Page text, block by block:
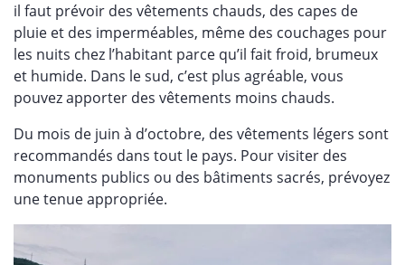
il faut prévoir des vêtements chauds, des capes de
pluie et des imperméables, même des couchages pour
les nuits chez l’habitant parce qu’il fait froid, brumeux
et humide. Dans le sud, c’est plus agréable, vous
pouvez apporter des vêtements moins chauds.
Du mois de juin à d’octobre, des vêtements légers sont
recommandés dans tout le pays. Pour visiter des
monuments publics ou des bâtiments sacrés, prévoyez
une tenue appropriée.